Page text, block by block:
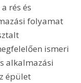
rés és
folyamat
ismeri
alkalmazási
épület